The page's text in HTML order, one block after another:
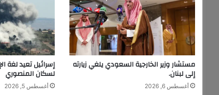
و
م
ن
ح
ر
ب
ط
و
مستشار وزير الخارجية السعودي يلغي زيارته
إلى لبنان.
أغسطس 6, 2026
إسرائيل تعيد لغة
لسكان المنصوري
أغسطس 5, 2026